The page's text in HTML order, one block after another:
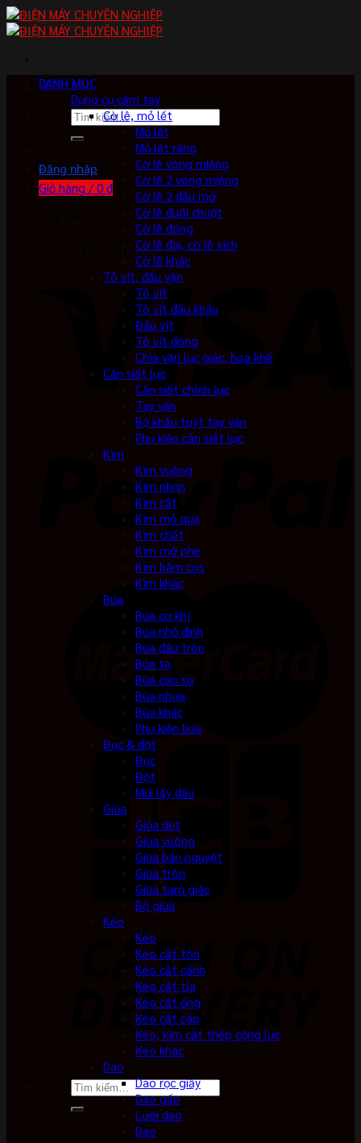
Skip
to
Tìm
kiếm:
Đăng nhập
Giỏ hàng /0 ₫
No products in the cart.
Tìm
DANH MỤC
Dụng cụ cầm tay
Cờ lê, mỏ lết
Mỏ lết
Mỏ lết răng
Cờ lê vòng miệng
Cờ lê 2 vòng miệng
Cờ lê 2 đầu mở
Cờ lê đuôi chuột
Cờ lê đóng
Cờ lê đai, cờ lê xích
Cờ lê khác
Tô vít, đầu vặn
Tô vít
Tô vít đầu khẩu
Đầu vít
Tô vít đóng
Chìa vặn lục giác, hoa khế
Cần siết lực
Cần siết chỉnh lực
Tay vặn
Bộ khẩu tuýt tay vặn
Phụ kiện cần siết lực
Kìm
Kìm vuông
Kìm nhọn
Kìm cắt
Kìm mỏ quạ
Kìm chết
Kìm mở phe
Kìm bấm cos
Kìm khác
Búa
Búa cơ khí
Búa nhổ đinh
Búa đầu tròn
Búa tạ
Búa cao su
Búa nhựa
Búa khác
Phụ kiện búa
Đục & đột
Đục
Đột
Mũi lấy dấu
Giũa
Giũa dẹt
Giũa vuông
Giũa bán nguyệt
Giũa tròn
Giũa tam giác
Bộ giũa
Kéo
Kéo
Kéo cắt tôn
Kéo cắt cành
Kéo cắt tỉa
Kéo cắt ống
Kéo cắt cáp
Kéo, kìm cắt thép cộng lực
Kéo khác
Dao
Dao rọc giấy
Dao gấp
Lưỡi dao
Dao